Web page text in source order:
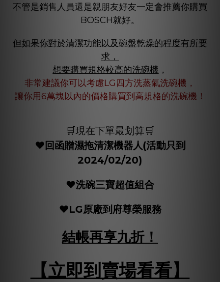
不管是銷售人員還是親朋友好友一定會推薦你購買
BOSCH就好。
但如果你對於清潔功能以及碗盤乾燥的程度有所要
求，
想要購買規格較高的洗碗機 ，
非常建議你可以考慮LG四方洗蒸氣洗碗機，
讓你用6萬塊以內的價格購買到高規格的洗碗機！
🛒現在下單最划算🛒
❤️ 回函贈濕拖清潔機器人(活動只到
2024/02/20)
❤️洗碗三寶超值組合
❤️LG原廠到府尊榮服務
結帳再享九折！
【立即到賣場看看】